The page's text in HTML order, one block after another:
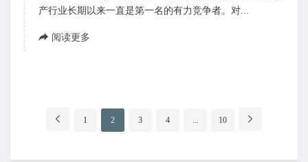
产行业长期以来一直是第一名的有力竞争者。对...
阅读更多
航
1 2 3 4 ... 10